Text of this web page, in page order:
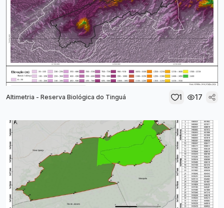
Altimetria - Reserva Biológica do Tinguá 1 17